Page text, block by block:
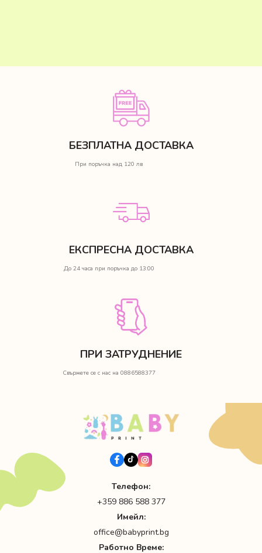
БЕЗПЛАТНА ДОСТАВКА
При поръчка над 120 лв
ЕКСПРЕСНА ДОСТАВКА
До 24 часа при поръчка до 13:00
ПРИ ЗАТРУДНЕНИЕ
Свържете се с нас на 0886588377
Телефон:
+359 886 588 377
Имейл:
office@babyprint.bg
Работно Време: